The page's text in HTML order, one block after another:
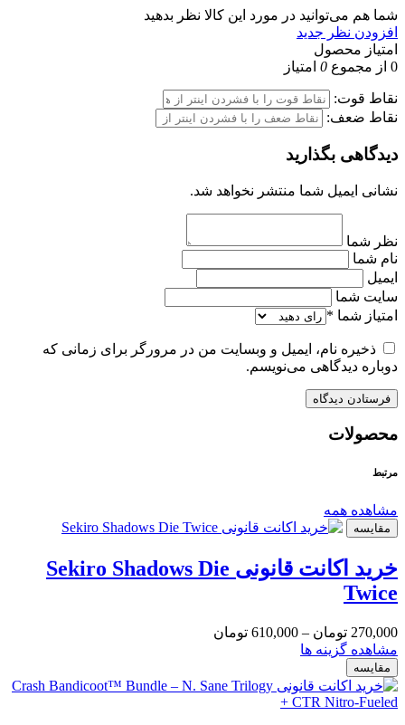
شما هم می‌توانید در مورد این کالا نظر بدهید
افزودن نظر جدید
امتیاز محصول
0 از مجموع 0 امتیاز
نقاط قوت:
نقاط ضعف:
دیدگاهی بگذارید
نشانی ایمیل شما منتشر نخواهد شد.
نظر شما
نام شما
ایمیل
سایت شما
امتیاز شما *
ذخیره نام، ایمیل و وبسایت من در مرورگر برای زمانی که
دوباره دیدگاهی می‌نویسم.
محصولات
مرتبط
مشاهده همه
مقایسه
خرید اکانت قانونی Sekiro Shadows Die
Twice
270,000 تومان –
610,000 تومان
مشاهده گزینه ها
مقایسه